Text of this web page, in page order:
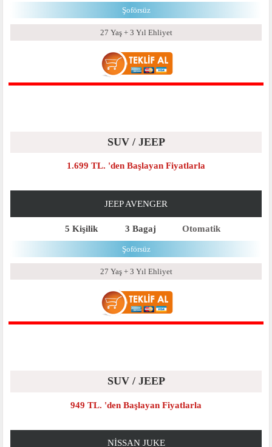
Şoförsüz
27 Yaş + 3 Yıl Ehliyet
SUV / JEEP
1.699 TL. 'den Başlayan Fiyatlarla
JEEP AVENGER
5 Kişilik 3 Bagaj Otomatik
Şoförsüz
27 Yaş + 3 Yıl Ehliyet
SUV / JEEP
949 TL. 'den Başlayan Fiyatlarla
NISSAN JUKE